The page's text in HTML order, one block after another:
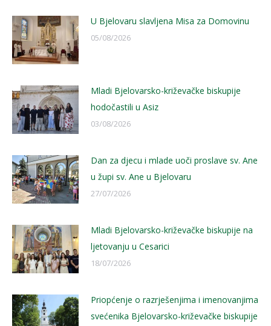
U Bjelovaru slavljena Misa za Domovinu
05/08/2026
Mladi Bjelovarsko-križevačke biskupije
hodočastili u Asiz
03/08/2026
Dan za djecu i mlade uoči proslave sv. Ane
u župi sv. Ane u Bjelovaru
27/07/2026
Mladi Bjelovarsko-križevačke biskupije na
ljetovanju u Cesarici
18/07/2026
Priopćenje o razrješenjima i imenovanjima
svećenika Bjelovarsko-križevačke biskupije